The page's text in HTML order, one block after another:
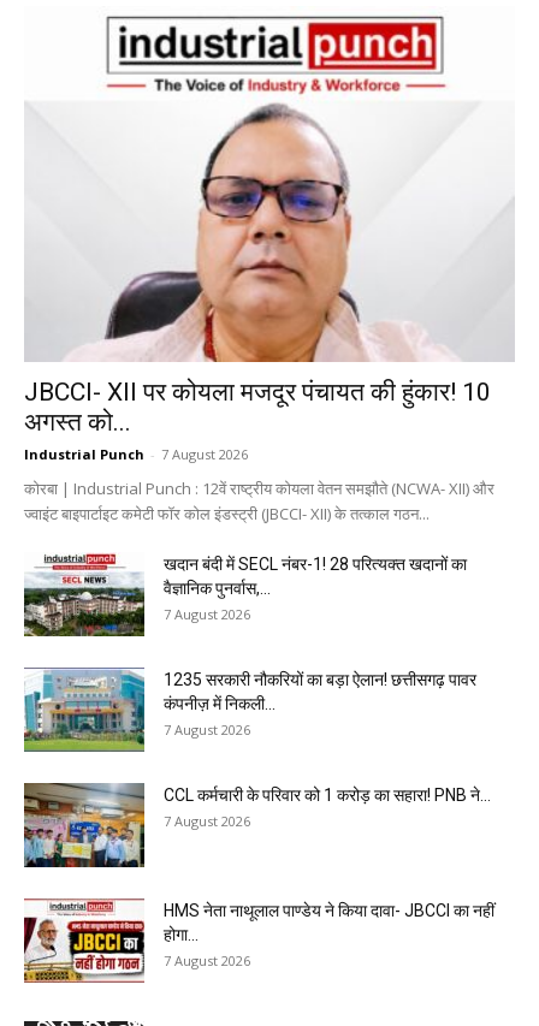
JBCCI- XII पर कोयला मजदूर पंचायत की हुंकार! 10
अगस्त को...
Industrial Punch - 7 August 2026
कोरबा | Industrial Punch : 12वें राष्ट्रीय कोयला वेतन समझौते (NCWA- XII) और
ज्वाइंट बाइपार्टाइट कमेटी फॉर कोल इंडस्ट्री (JBCCI- XII) के तत्काल गठन...
खदान बंदी में SECL नंबर-1! 28 परित्यक्त खदानों का
वैज्ञानिक पुनर्वास,...
7 August 2026
1235 सरकारी नौकरियों का बड़ा ऐलान! छत्तीसगढ़ पावर
कंपनीज़ में निकली...
7 August 2026
CCL कर्मचारी के परिवार को ₹1 करोड़ का सहारा! PNB ने...
7 August 2026
HMS नेता नाथूलाल पाण्डेय ने किया दावा- JBCCI का नहीं
होगा...
7 August 2026